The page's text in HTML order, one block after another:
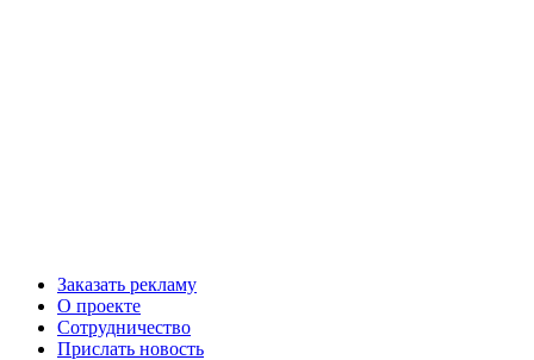
Заказать рекламу
О проекте
Сотрудничество
Прислать новость